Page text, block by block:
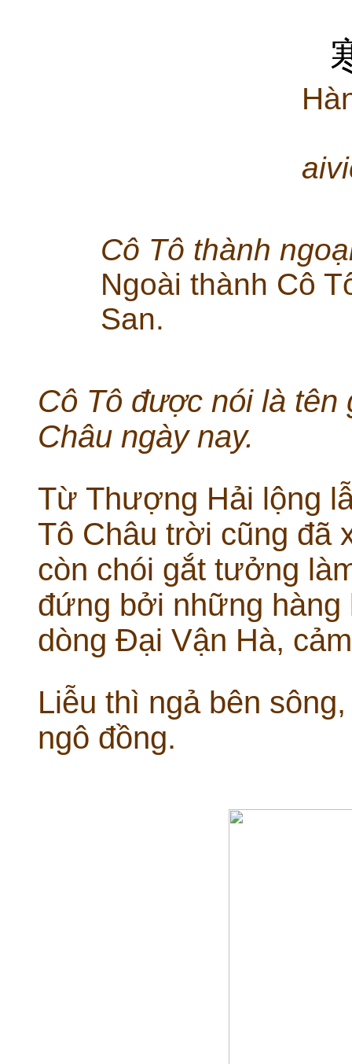
Cô Tô thành
Ngoài thành Cô
San.
Cô Tô được nói là tên
Châu ngày nay.
Từ Thượng Hải lộng
Tô Châu trời cũng đã
còn chói gắt tưởng
đứng bởi những
dòng Đại Vận Hà,
Liễu thì ngả bên
ngô đồng.